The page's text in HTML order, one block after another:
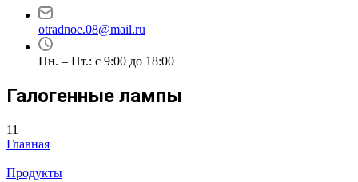
otradnoe.08@mail.ru
Пн. – Пт.: с 9:00 до 18:00
Галогенные лампы
11
Главная
—
Продукты